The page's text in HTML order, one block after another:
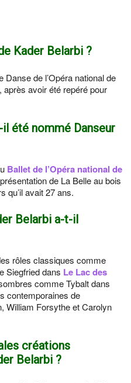
Kader Belarbi ?
Danse de l’Opéra national de
après avoir été repéré pour
été nommé Danseur
Ballet de l’Opéra national de
de La Belle au bois
qu’il avait 27 ans.
Belarbi a-t-il
rôles classiques comme
Siegfried dans Le Lac des
comme Tybalt dans
contemporaines de
William Forsythe et Carolyn
créations
Belarbi ?